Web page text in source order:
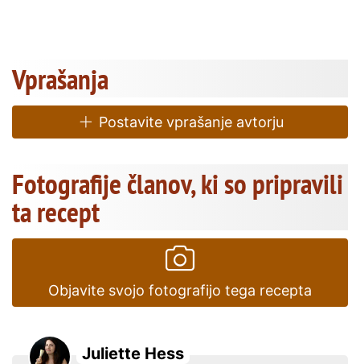
Vprašanja
Postavite vprašanje avtorju
Fotografije članov, ki so pripravili
ta recept
Objavite svojo fotografijo tega recepta
Juliette Hess